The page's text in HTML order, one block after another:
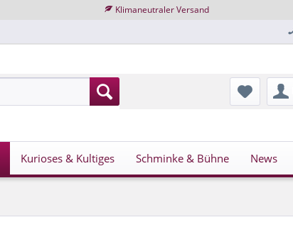
Klimaneutraler Versand
Kurioses & Kultiges Schminke & Bühne News